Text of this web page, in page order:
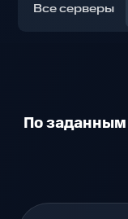
Все серверы
По заданным